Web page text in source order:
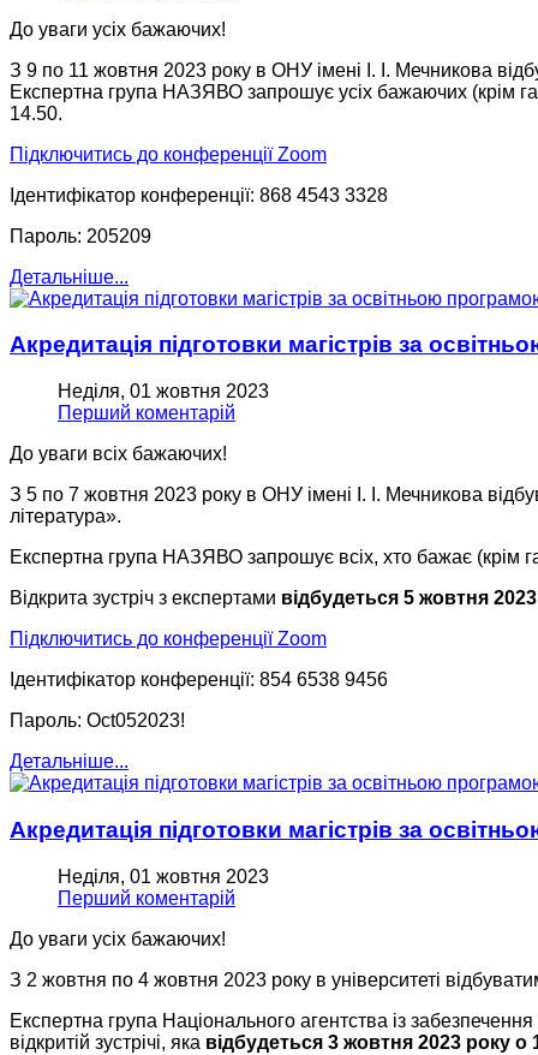
До уваги усіх бажаючих!
З 9 по 11 жовтня 2023 року в ОНУ імені І. І. Мечникова
Експертна група НАЗЯВО запрошує усіх бажаючих (крім
14.50.
Підключитись до конференції Zoom
Ідентифікатор конференції: 868 4543 3328
Пароль: 205209
Детальніше...
Акредитація підготовки магістрів за
Неділя, 01 жовтня 2023
Перший коментарій
До уваги всіх бажаючих!
З 5 по 7 жовтня 2023 року в ОНУ імені І. І. Мечникова
література».
Експертна група НАЗЯВО запрошує всіх, хто бажає (крім
Відкрита зустріч з експертами відбудеться 5 жовтня
Підключитись до конференції Zoom
Ідентифікатор конференції: 854 6538 9456
Пароль: Oct052023!
Детальніше...
Акредитація підготовки магістрів за
Неділя, 01 жовтня 2023
Перший коментарій
До уваги усіх бажаючих!
З 2 жовтня по 4 жовтня 2023 року в університеті
Експертна група Національного агентства із
відкритій зустрічі, яка відбудеться 3 жовтня 2023 року о